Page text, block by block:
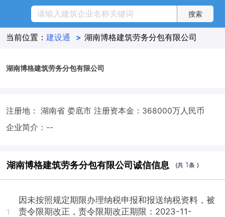
当前位置： 建设通 > 湖南博格建筑劳务分包有限公司
湖南博格建筑劳务分包有限公司
注册地： 湖南省 娄底市 注册资本金：368000万人民币
企业简介：--
湖南博格建筑劳务分包有限公司诚信信息 (共 1条 )
1
因未按照规定期限办理纳税申报和报送纳税资料，被
责令限期改正，责令限期改正期限：2023-11-